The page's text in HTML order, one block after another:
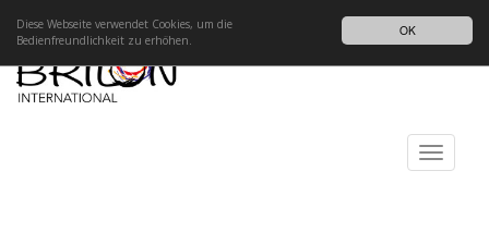
OK
Diese Webseite verwendet Cookies, um die
Bedienfreundlichkeit zu erhöhen.
DE
Impressum Datenschutz
Toggle